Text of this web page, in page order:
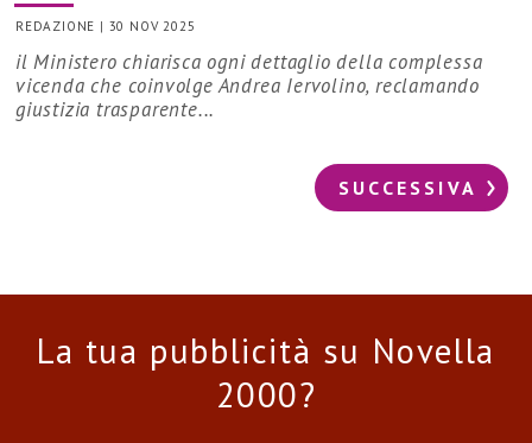
REDAZIONE | 30 NOV 2025
il Ministero chiarisca ogni dettaglio della complessa
vicenda che coinvolge Andrea Iervolino, reclamando
giustizia trasparente...
SUCCESSIVA
La tua pubblicità su Novella
2000?